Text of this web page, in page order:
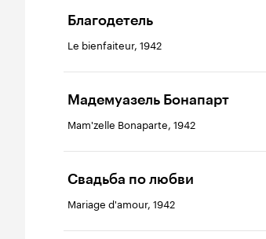
Благодетель
Le bienfaiteur, 1942
Мадемуазель Бонапарт
Mam'zelle Bonaparte, 1942
Свадьба по любви
Mariage d'amour, 1942